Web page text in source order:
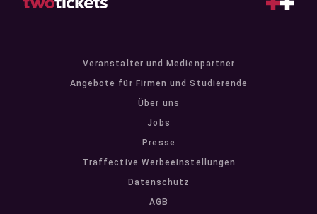
Veranstalter und Medienpartner
Angebote für Firmen und Studierende
Über uns
Jobs
Presse
Traffective Werbeeinstellungen
Datenschutz
AGB